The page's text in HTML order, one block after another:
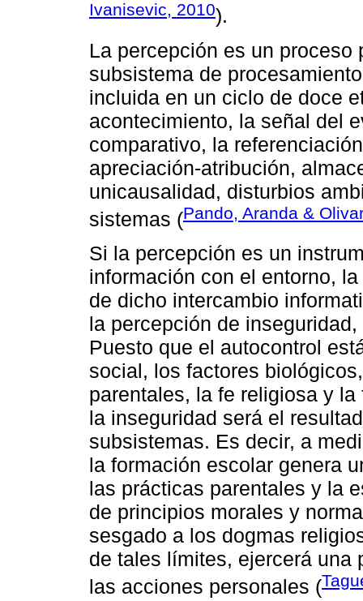
Ivanisevic, 2010).
La percepción es un
subsistema de
incluida en un ciclo de doce
acontecimiento, la señal del
comparativo, la
apreciación-atribución,
unicausalidad, disturbios
sistemas (Pando, Aranda &
Si la percepción es un
información con el entorno,
de dicho intercambio
la percepción de
Puesto que el autocontrol
social, los factores
parentales, la fe religiosa y
la inseguridad será el
subsistemas. Es decir, a
la formación escolar genera
las prácticas parentales y la
de principios morales y
sesgado a los dogmas
de tales límites, ejercerá una
las acciones personales (